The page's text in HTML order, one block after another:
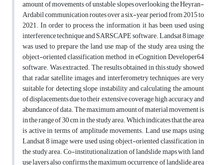
amount of movements of unstable slopes overlooking the Heyran-
Ardabil communication routes over a six-year period from 2015 to
2021. In order to process the information, it has been used using
interference technique and SARSCAPE software. Landsat 8 image
was used to prepare the land use map of the study area using the
object-oriented classification method in eCognition Developer64
software. Was extracted. The results obtained in this study showed
that radar satellite images and interferometry techniques are very
suitable for detecting slope instability and calculating the amount
of displacements due to their extensive coverage, high accuracy and
abundance of data. The maximum amount of material movement is
in the range of 30 cm in the study area. Which indicates that the area
is active in terms of amplitude movements. Land use maps using
Landsat 8 image were used using object-oriented classification in
the study area. Co-institutionalization of landslide maps with land